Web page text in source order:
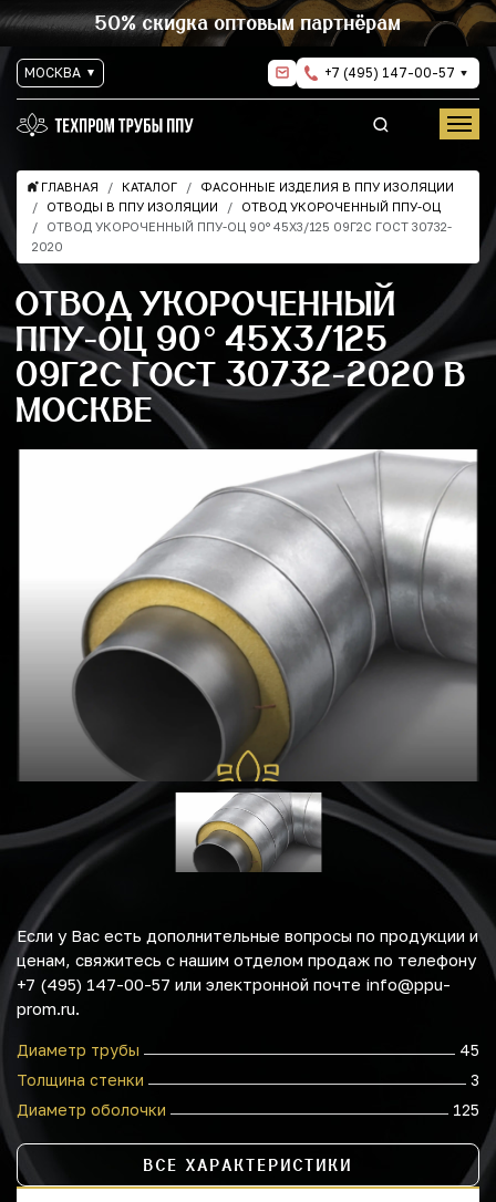
50% скидка оптовым партнёрам
МОСКВА +7 (495) 147-00-57
ГЛАВНАЯ КАТАЛОГ
ФАСОННЫЕ ИЗДЕЛИЯ В ППУ ИЗОЛЯЦИИ
ОТВОДЫ В ППУ ИЗОЛЯЦИИ
ОТВОД УКОРОЧЕННЫЙ ППУ-ОЦ
ОТВОД УКОРОЧЕННЫЙ ППУ-ОЦ 90° 45Х3/125 09Г2С ГОСТ 30732-
2020
ОТВОД УКОРОЧЕННЫЙ
ППУ-ОЦ 90° 45Х3/125
09Г2С ГОСТ 30732-2020 В
МОСКВЕ
Если у Вас есть дополнительные вопросы по продукции и
ценам, свяжитесь с нашим отделом продаж по телефону
+7 (495) 147-00-57 или электронной почте info@ppu-
prom.ru.
Диаметр трубы
45
Толщина стенки
3
Диаметр оболочки
125
ВСЕ ХАРАКТЕРИСТИКИ